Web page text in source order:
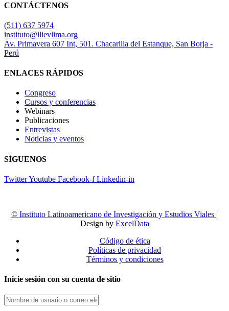
CONTÁCTENOS
(511) 637 5974
instituto@ilievlima.org
Av. Primavera 607 Int, 501. Chacarilla del Estanque, San Borja -
Perú
ENLACES RÁPIDOS
Congreso
Cursos y conferencias
Webinars
Publicaciones
Entrevistas
Noticias y eventos
SÍGUENOS
TwitterYoutube Facebook-f Linkedin-in
© Instituto Latinoamericano de Investigación y Estudios Viales |
Design by ExcelData
Código de ética
Políticas de privacidad
Términos y condiciones
Inicie sesión con su cuenta de sitio